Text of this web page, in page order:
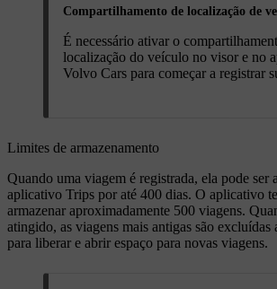
Compartilhamento de localização de
É necessário ativar o
localização do veículo no visor e no
Volvo Cars para começar a registrar
Limites de armazenamento
Quando uma viagem é registrada, ela pode ser
aplicativo Trips por até 400 dias. O aplicativo
armazenar aproximadamente 500 viagens.
atingido, as viagens mais antigas são excluídas
para liberar e abrir espaço para novas viagens.